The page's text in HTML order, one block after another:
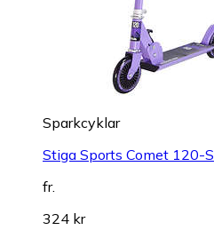
Sparkcyklar
Stiga Sports Comet 120-S
fr.
324 kr